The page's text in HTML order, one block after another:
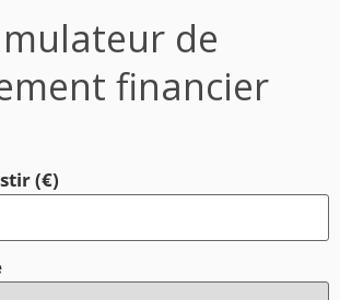
de
financier
(€)